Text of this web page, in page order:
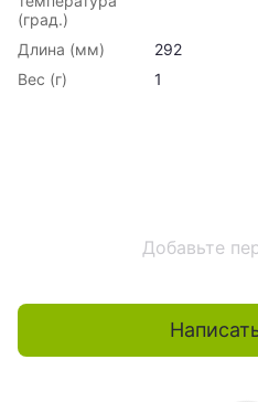
(град.)
Длина (мм)
292
Вес (г)
1
Добавьте